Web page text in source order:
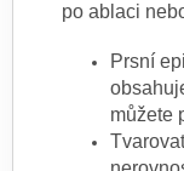
po ablaci
Prsní
můžete